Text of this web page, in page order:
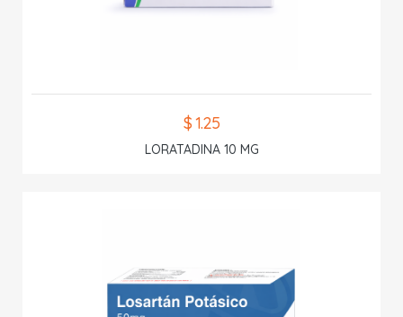
$ 1.25
LORATADINA 10 MG